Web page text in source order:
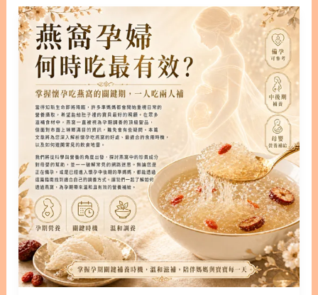
煮好的燕窩封裝在玻璃罐中，免去了傳統乾燕窩需要
泡發、挑毛、燉煮等費時數小時的繁瑣過程。 1.1. 即
食燕窩的定義與種類 市面上的產品大致可分為兩種：
1.2. 即食燕窩與乾燕窩的優缺點分析 乾燕窩的優點是
可以完全掌握原料與甜度，但過程耗時且有買到假貨
的風險。即食燕窩
化學加工陷阱 隱藏/顯示內容目錄 內容目錄 : 顯示/隱
藏 1. 金絲燕窩是什麼？揭開頂級養生聖品的神祕面
紗 1.1. 燕窩的製造者：認識嬌貴的金絲燕 1.2. 家燕與
金絲燕的差異：為什麼路邊的燕巢不能吃？ 2. 金絲
燕窩功效有哪些？6 大科學證實的營養價值 2.1. 養顏
美容與新陳代謝：EGF 與水溶性蛋白的關鍵 2.2. 關鍵
成分「燕窩酸」：調節體質與提升防護力 2.3. 銀髮族
與兒童的營養補充：強化骨骼與神經保護 3. 金絲燕
窩該如何挑選？專家教你 4 招辨別真假 3.1. 外觀與纖
維組織：觀察自然紋理 3.2. 氣味與發泡倍率：嗅出純
正蛋香 4. 開啟您的滋補之旅：選擇純淨高品質的金
絲燕窩 5. 金絲燕窩的常見問題 FAQ Q1：金絲燕窩需
要天天吃嗎？ Q2：吃燕窩會傷害金絲燕嗎？ Q3：市
面上的「燕窩酸」產品與純燕窩有什麼不同？ Q4：
什麼族群特別適合補充金絲燕窩？ Q5：燕盞、燕
質
窩
孕
婦
效？
掌
握
懷
孕
吃